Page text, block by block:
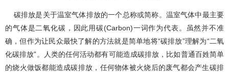
碳排放是关于温室气体排放的一个总称或简称。温室气体中最主要
的气体是二氧化碳，因此用碳(Carbon)一词作为代表。虽然并不准
确，但作为让民众最快了解的方法就是简单地将“碳排放”理解为“二氧
化碳排放”。人类的任何活动都有可能造成碳排放，比如普通百姓简单
的烧火做饭都能造成碳排放，任何物体被火烧后的废气都会产生碳排